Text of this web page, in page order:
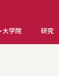
大学院 研究